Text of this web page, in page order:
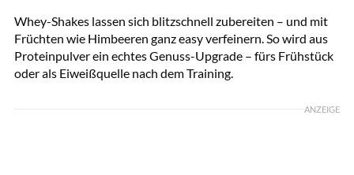
Whey-Shakes lassen sich blitzschnell zubereiten – und mit
Früchten wie Himbeeren ganz easy verfeinern. So wird aus
Proteinpulver ein echtes Genuss-Upgrade – fürs Frühstück
oder als Eiweißquelle nach dem Training.
ANZEIGE